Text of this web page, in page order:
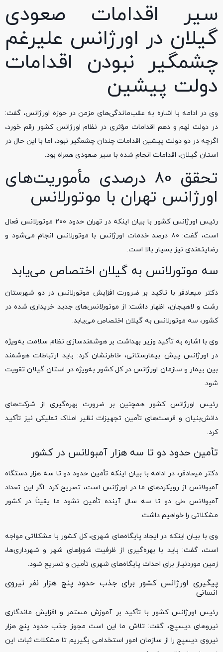
سیر اقدامات صعودی
گیلان در اورژانس علیرغم
چشمگیر نبودن اقدامات
دولت پیشین
وی در ادامه با اشاره به عقب‌ماندگی‌های مزمن در حوزه اورژانس، گفت:
در دولت نهم و دهم اقدامات مؤثری در نظام اورژانس کشور رقم خورد،
اگرچه در دو دولت پیشین اقدامات چندان چشمگیر نبود، اما با این حال در
استان گیلان، اقدامات انجام شده با سیر صعودی همراه بود.
تحقق ۸۰ درصدی مأموریت‌های
اورژانس تهران با موتورلانس
رئیس اورژانس کشور با بیان اینکه در تهران حدود ۲۰۰ موتورلانس فعال
است، گفت: ۸۰ درصد خدمات اورژانس با موتورلانس انجام می‌شود و
رضایتمندی نیز بسیار بالا است.
سه موتورلانس به گیلان اختصاص می‌یابد
دکتر میعادفر با تاکید بر ضرورت افزایش موتورلانس در دو شهرستان
رشت و لاهیجان، اظهار داشت: از موتورلانس‌های جدید خریداری‌ شده در
کشور، سه موتورلانس به گیلان اختصاص می‌یابد.
وی با اشاره به تأکید وزیر بهداشت بر هوشمندسازی نظام سلامت به‌ویژه
در اورژانس پیش بیمارستانی، خاطرنشان کرد: باید ارتباطات هوشمند
بین بیمار و سازمان اورژانس در کل کشور به‌ویژه در استان گیلان تقویت
شود.
رئیس اورژانس کشور همچنین بر ضرورت بهره‌گیری از شرکت‌های
دانش‌بنیان و فرصت‌های تأمین تجهیزات نظیر املاک تملیکی نیز تأکید
کرد.
تأمین حدود دو تا سه هزار آمبولانس در کشور
دکتر میعادفر، در ادامه با بیان اینکه تأمین حدود دو تا سه هزار دستگاه
آمبولانس از رویکردهای ما در اورژانس است، تصریح کرد: اگر این تعداد
آمبولانس طی دو تا سه سال آینده تأمین نشود ما یقیناً در کشور
مشکلاتی را خواهیم داشت.
وی با بیان اینکه در ایجاد پایگاه‌های شهری، کل کشور با مشکلاتی مواجه
است، گفت: باید با بهره‌گیری از ظرفیت شوراهای شهر و شهرداری‌ها،
زمین موردنیاز برای احداث پایگاه‌های شهری تأمین و تسریع شود.
پیگیری اورژانس کشور برای جذب حدود پنج هزار نفر نیروی
انسانی
رئیس اورژانس کشور با تأکید بر آموزش مستمر و افزایش ماندگاری
نیروهای دیسپچ، گفت: تلاش ما این است مجوز جذب حدود پنج هزار
نیروی دیسپج را از سازمان امور استخدامی بگیریم تا مشکلات ثبات این